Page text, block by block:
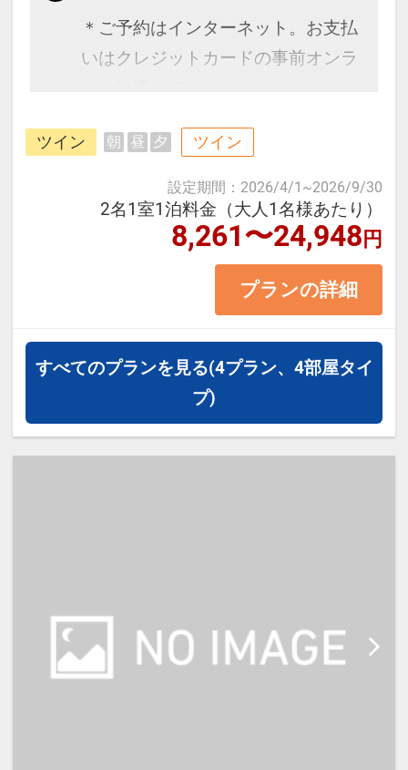
＊ご予約はインターネット。お支払
いはクレジットカードの事前オンラ
イン決済にて。
ツイン 朝 昼 夕 ツイン
設定期間 ： 2026/4/1 ~2026/9/30
2名1室1泊料金（大人1名様あたり）
8,261〜24,948円
プランの詳細
すべてのプランを見る(4プラン、4部屋タイ
プ)